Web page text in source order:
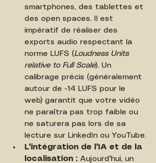
smartphones, des tablettes et
des open spaces. Il est
impératif de réaliser des
exports audio respectant la
norme LUFS (Loudness Units
relative to Full Scale). Un
calibrage précis (généralement
autour de -14 LUFS pour le
web) garantit que votre vidéo
ne paraîtra pas trop faible ou
ne saturera pas lors de sa
lecture sur LinkedIn ou YouTube.
L'intégration de l'IA et de la
localisation : Aujourd'hui, un